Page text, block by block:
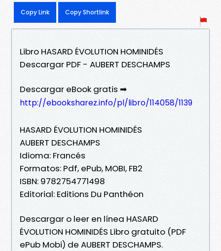
Copy Link Copy Shortlink
Libro HASARD ÉVOLUTION HOMINIDÉS
Descargar PDF - AUBERT DESCHAMPS
Descargar eBook gratis ➡
http://ebooksharez.info/pl/libro/114058/1139
HASARD ÉVOLUTION HOMINIDÉS
AUBERT DESCHAMPS
Idioma: Francés
Formatos: Pdf, ePub, MOBI, FB2
ISBN: 9782754771498
Editorial: Editions Du Panthéon
Descargar o leer en línea HASARD
ÉVOLUTION HOMINIDÉS Libro gratuito (PDF
ePub Mobi) de AUBERT DESCHAMPS.